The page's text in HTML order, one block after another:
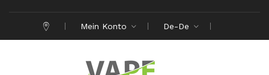
Mein Konto De-De